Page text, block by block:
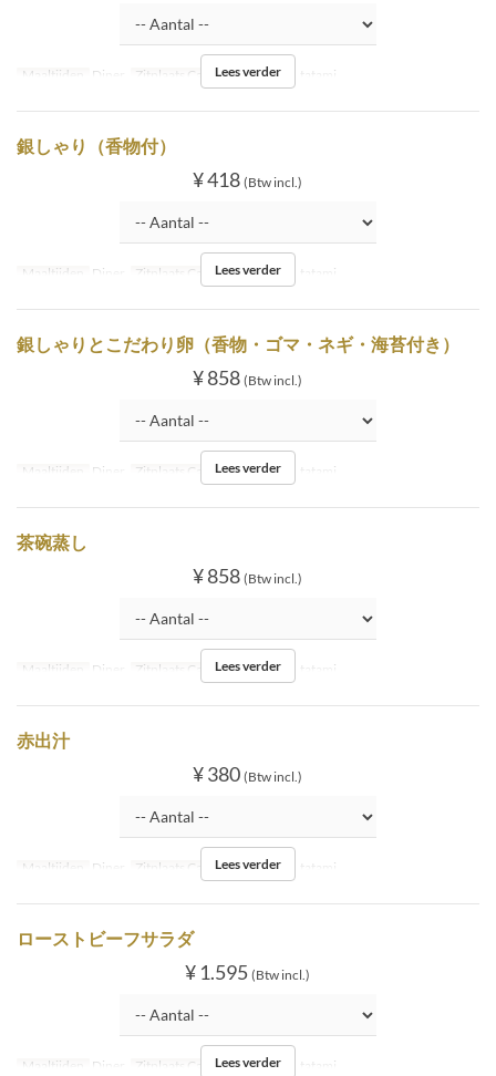
Maaltijden Diner Zitplaats Categorie Inside tatami
Lees verder
銀しゃり（香物付）
¥ 418 (Btw incl.)
Maaltijden Diner Zitplaats Categorie Inside tatami
Lees verder
銀しゃりとこだわり卵（香物・ゴマ・ネギ・海苔付き）
¥ 858 (Btw incl.)
Maaltijden Diner Zitplaats Categorie Inside tatami
Lees verder
茶碗蒸し
¥ 858 (Btw incl.)
Maaltijden Diner Zitplaats Categorie Inside tatami
Lees verder
赤出汁
¥ 380 (Btw incl.)
Maaltijden Diner Zitplaats Categorie Inside tatami
Lees verder
ローストビーフサラダ
¥ 1.595 (Btw incl.)
Maaltijden Diner Zitplaats Categorie Inside tatami
Lees verder